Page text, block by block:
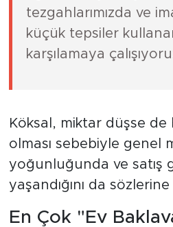
tezgahlarımızda ve
küçük tepsiler
karşılamaya
Köksal, miktar düşse
olması sebebiyle genel
yoğunluğunda ve satış
yaşandığını da
En Çok "Ev